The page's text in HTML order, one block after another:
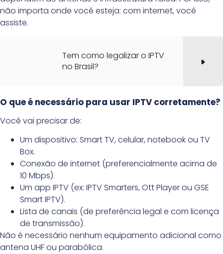
não importa onde você esteja: com internet, você
assiste.
Tem como legalizar o IPTV
no Brasil?
O que é necessário para usar IPTV corretamente?
Você vai precisar de:
Um dispositivo: Smart TV, celular, notebook ou TV
Box.
Conexão de internet (preferencialmente acima de
10 Mbps).
Um app IPTV (ex: IPTV Smarters, Ott Player ou GSE
Smart IPTV).
Lista de canais (de preferência legal e com licença
de transmissão).
Não é necessário nenhum equipamento adicional como
antena UHF ou parabólica.